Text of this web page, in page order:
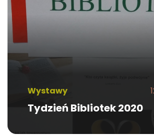
Wystawy
Tydzień Bibliotek 2020